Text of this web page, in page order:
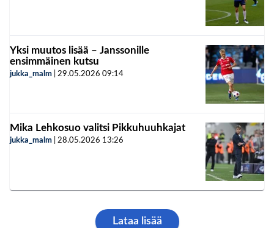
Yksi muutos lisää – Janssonille
ensimmäinen kutsu
jukka_malm 29.05.2026 09:14
Mika Lehkosuo valitsi Pikkuhuuhkajat
jukka_malm 28.05.2026 13:26
Lataa lisää